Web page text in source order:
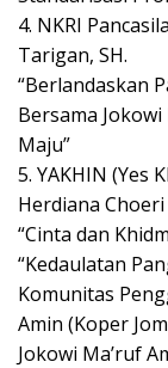
4. NKRI
Tarigan, SH.
“Berlandaskan
Bersama
Maju”
5. YAKHIN (Yes
Herdiana Choeri
“Cinta dan
“Kedaulatan
Komunitas
Amin (Koper
Jokowi Ma’ruf